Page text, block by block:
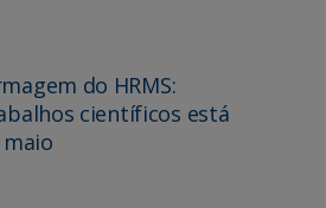
do HRMS:
científicos está